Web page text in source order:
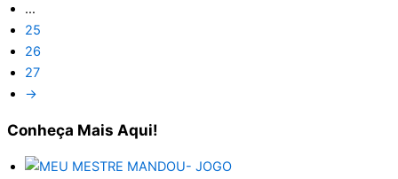
…
25
26
27
→
Conheça Mais Aqui!